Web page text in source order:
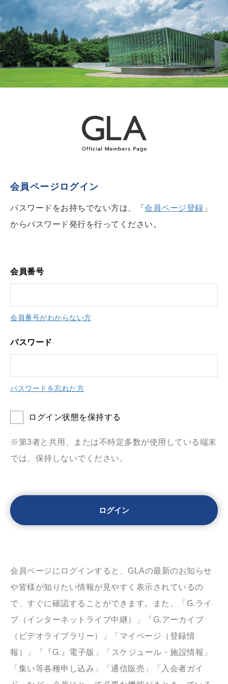
会員ページログイン
パスワードをお持ちでない方は、「 会員ページ登録 」
からパスワード発行を行ってください。
会員番号
会員番号がわからない方
パスワード
パスワードを忘れた方
ログイン状態を保持する
※第3者と共用、または不特定多数が使用している端末
では、保持しないでください。
会員ページにログインすると、GLAの最新のお知らせ
や皆様が知りたい情報が見やすく表示されているの
で、すぐに確認することができます。また、「G.ライ
ブ（インターネットライブ中継）」「G.アーカイブ
（ビデオライブラリー）」「マイページ（登録情
報）」「『G.』電子版」「スケジュール・施設情報」
「集い等各種申し込み」「通信販売」「入会者ガイ